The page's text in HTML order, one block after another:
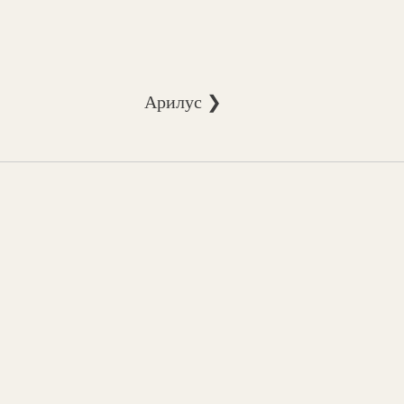
Арилус ❯